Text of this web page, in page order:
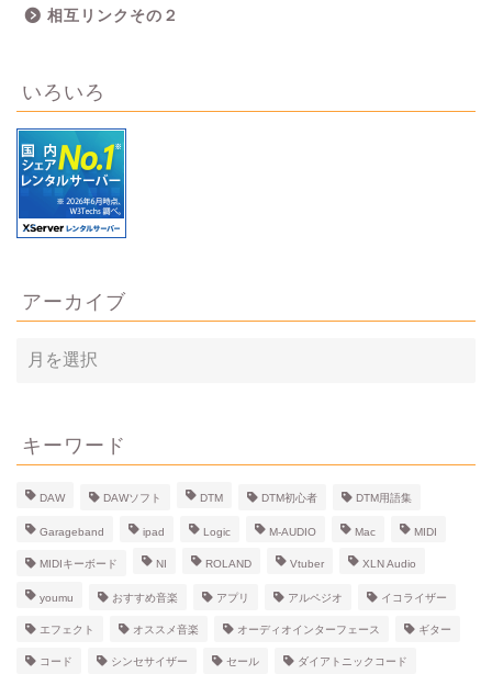
相互リンクその２
いろいろ
アーカイブ
ア
ー
ブ
キーワード
DAW DAWソフト DTM DTM初心者 DTM用語集
Garageband ipad Logic M-AUDIO Mac MIDI
MIDIキーボード NI ROLAND Vtuber XLN Audio
youmu おすすめ音楽 アプリ アルペジオ イコライザー
エフェクト オススメ音楽 オーディオインターフェース ギター
コード シンセサイザー セール ダイアトニックコード